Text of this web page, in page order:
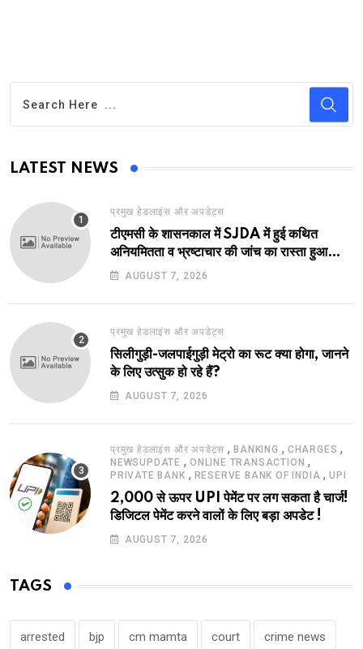
LATEST NEWS
प्रमुख हेडलाइंस और अपडेट्स
टीएमसी के शासनकाल में SJDA में हुई कथित
अनियमितता व भ्रष्टाचार की जांच का रास्ता हुआ
प्रशस्त! एक नए अवतार में लौटा SJDA!
AUGUST 7, 2026
प्रमुख हेडलाइंस और अपडेट्स
सिलीगुड़ी-जलपाईगुड़ी मेट्रो का रूट क्या होगा, जानने
के लिए उत्सुक हो रहे हैं?
AUGUST 7, 2026
प्रमुख हेडलाइंस और अपडेट्स ,BANKING , CHARGES ,
NEWSUPDATE , ONLINE TRANSACTION ,
PRIVATE BANK , RESERVE BANK OF INDIA ,UPI
2,000 से ऊपर UPI पेमेंट पर लग सकता है चार्ज!
डिजिटल पेमेंट करने वालों के लिए बड़ा अपडेट !
AUGUST 7, 2026
TAGS
arrested bjp cm mamta court crime news